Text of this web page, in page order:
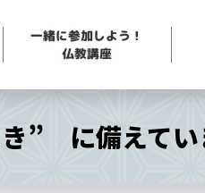
一緒に参加しよう！
仏教講座
” に備えてい